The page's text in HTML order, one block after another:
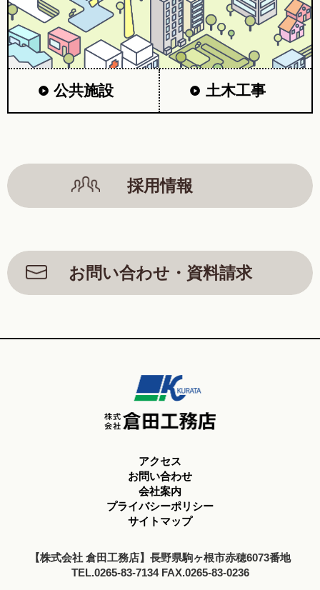
公共施設 土木工事
採用情報
お問い合わせ・資料請求
アクセス
お問い合わせ
会社案内
プライバシーポリシー
サイトマップ
【株式会社 倉田工務店】長野県駒ヶ根市赤穂6073番地
TEL.0265-83-7134 FAX.0265-83-0236